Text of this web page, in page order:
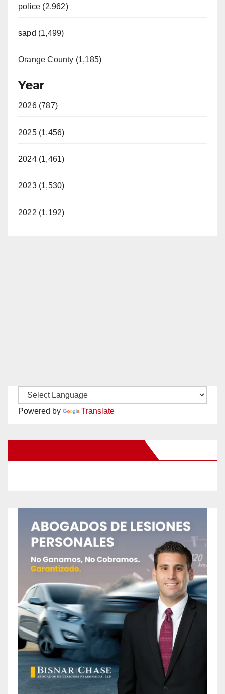
police (2,962)
sapd (1,499)
Orange County (1,185)
Year
2026 (787)
2025 (1,456)
2024 (1,461)
2023 (1,530)
2022 (1,192)
Powered by Translate